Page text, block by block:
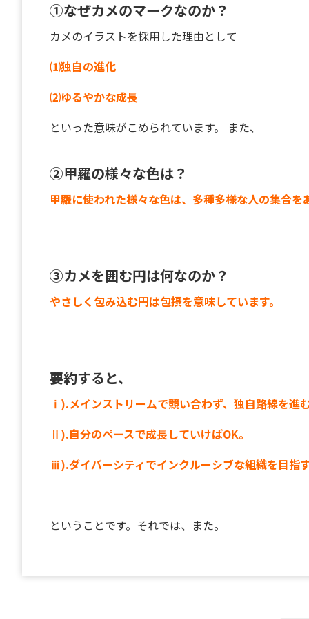
①なぜカメのマークなのか？
カメのイラストを採用した理由として
⑴独自の進化
⑵ゆるやかな成長
といった意味がこめられています。 また、
②甲羅の様々な色は？
甲羅に使われた様々な色は、多種多様な人の集合を
③カメを囲む円は何なのか？
やさしく包み込む円は包摂を意味しています。
要約すると、
ⅰ).メインストリームで競い合わず、独自路線を進む
ⅱ).自分のペースで成長していけばOK。
ⅲ).ダイバーシティでインクルーシブな組織を目指す
ということです。それでは、また。